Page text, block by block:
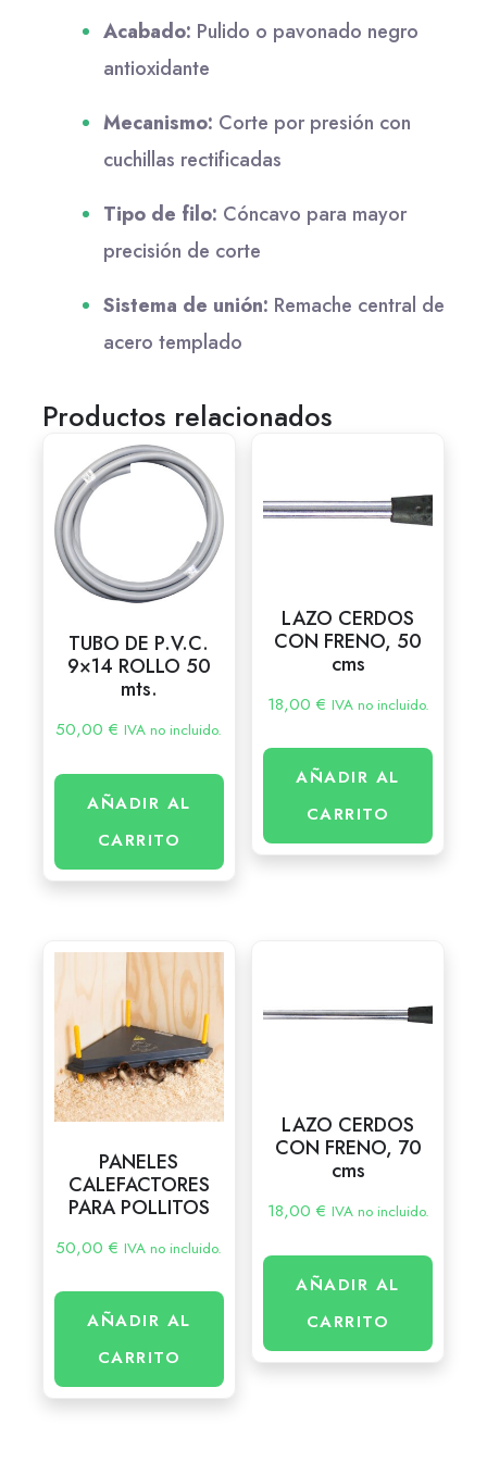
Acabado: Pulido o pavonado negro
antioxidante
Mecanismo: Corte por presión con
cuchillas rectificadas
Tipo de filo: Cóncavo para mayor
precisión de corte
Sistema de unión: Remache central de
acero templado
Productos relacionados
TUBO DE P.V.C.
9×14 ROLLO 50
mts.
50,00€ IVA no incluido.
AÑADIR AL
CARRITO
LAZO CERDOS
CON FRENO, 50
cms
18,00 € IVA no incluido.
AÑADIR AL
CARRITO
PANELES
CALEFACTORES
PARA POLLITOS
50,00€ IVA no incluido.
AÑADIR AL
CARRITO
LAZO CERDOS
CON FRENO, 70
cms
18,00 € IVA no incluido.
AÑADIR AL
CARRITO